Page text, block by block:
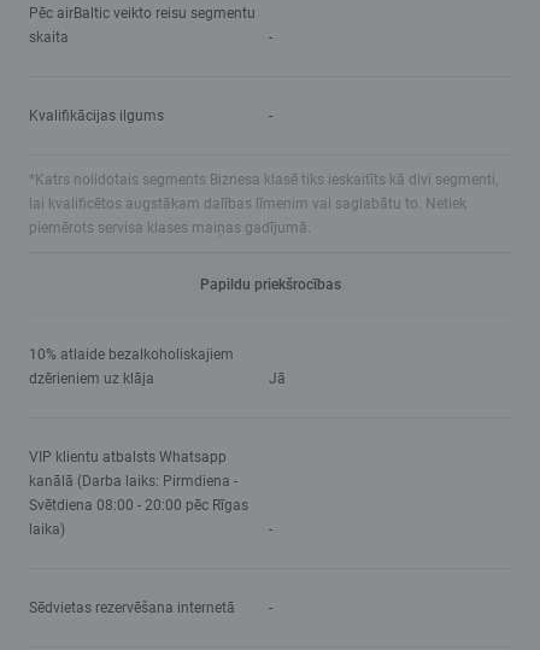
Pēc airBaltic veikto reisu segmentu
skaita
-
Kvalifikācijas ilgums -
*Katrs nolidotais segments Biznesa klasē tiks ieskaitīts kā divi segmenti,
lai kvalificētos augstākam dalības līmenim vai saglabātu to. Netiek
piemērots servisa klases maiņas gadījumā.
Papildu priekšrocības
10% atlaide bezalkoholiskajiem
dzērieniem uz klāja
Jā
VIP klientu atbalsts Whatsapp
kanālā (Darba laiks: Pirmdiena -
Svētdiena 08:00 - 20:00 pēc Rīgas
laika)
-
Sēdvietas rezervēšana internetā -